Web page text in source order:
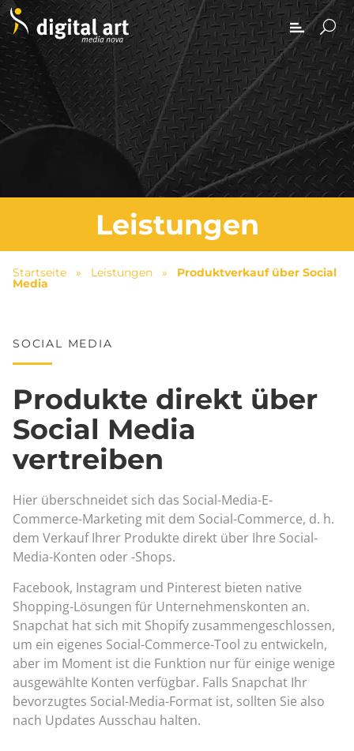
Leistungen
Startseite » Leistungen » Produktverkauf über Social
Media
SOCIAL MEDIA
Produkte direkt über
Social Media
vertreiben
Hier überschneidet sich das Social-Media-E-
Commerce-Marketing mit dem Social-Commerce, d. h.
dem Verkauf Ihrer Produkte direkt über Ihre Social-
Media-Konten oder -Shops.
Facebook, Instagram und Pinterest bieten native
Shopping-Lösungen für Unternehmenskonten an.
Snapchat hat sich mit Shopify zusammengeschlossen,
um ein eigenes Social-Commerce-Tool zu entwickeln,
aber im Moment ist die Funktion nur für einige wenige
ausgewählte Konten verfügbar. Falls Snapchat Ihr
bevorzugtes Social-Media-Format ist, sollten Sie also
nach Updates Ausschau halten.